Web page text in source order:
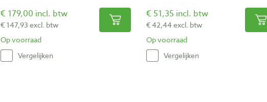
€ 179,00 incl. btw
€ 147,93 excl. btw
Op voorraad
Vergelijken
€ 51,35 incl. btw
€ 42,44 excl. btw
Op voorraad
Vergelijken